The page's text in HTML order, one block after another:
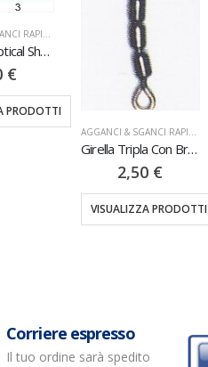
Quicklink Elliptical Shape 10PZ
€
PRODOTTI
AGGANCI & SGANCI RAPIDI
Girella Tripla Con Bracciolo 12PZ
2,50 €
VISUALIZZA PRODOTTI
Corriere espresso
Il tuo ordine sarà spedito